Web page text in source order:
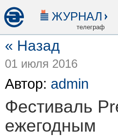
ЖУРНАЛ
телеграф
« Назад
01 июля 2016
Автор: admin
Фестиваль
ежегодным